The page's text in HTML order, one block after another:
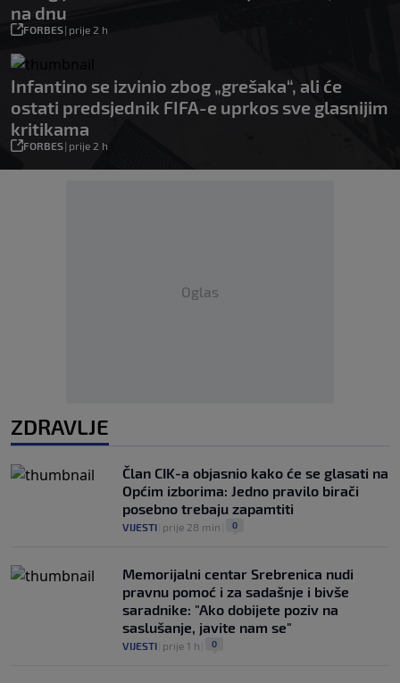
na dnu
FORBES| prije 2 h
Infantino se izvinio zbog „grešaka“, ali će
ostati predsjednik FIFA-e uprkos sve glasnijim
kritikama
FORBES| prije 2 h
Oglas
ZDRAVLJE
Član CIK-a objasnio kako će se glasati na
Općim izborima: Jedno pravilo birači
posebno trebaju zapamtiti
VIJESTI prije 28 min 0
Memorijalni centar Srebrenica nudi
pravnu pomoć i za sadašnje i bivše
saradnike: "Ako dobijete poziv na
saslušanje, javite nam se"
VIJESTI prije 1 h 0